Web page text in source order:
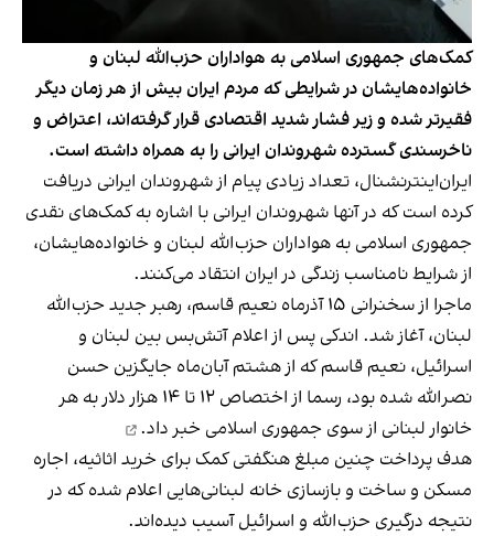
کمک‌های جمهوری اسلامی به هواداران حزب‌الله لبنان و
خانواده‌هایشان در شرایطی که مردم ایران بیش از هر زمان دیگر
فقیرتر شده و زیر فشار شدید اقتصادی قرار گرفته‌اند، اعتراض و
ناخرسندی گسترده شهروندان ایرانی را به همراه داشته است.
ایران‌اینترنشنال، تعداد زیادی پیام از شهروندان ایرانی دریافت
کرده است که در آنها شهروندان ایرانی با اشاره به کمک‌های نقدی
جمهوری اسلامی به هواداران حزب‌الله لبنان و خانواده‌هایشان،
از شرایط نامناسب زندگی در ایران انتقاد می‌کنند.
ماجرا از سخنرانی ۱۵ آذرماه نعیم قاسم، رهبر جدید حزب‌الله
لبنان، آغاز شد. اندکی پس از اعلام آتش‌بس بین لبنان و
اسرائیل، نعیم قاسم که از هشتم آبان‌ماه جایگزین حسن
نصرالله شده بود، رسما از اختصاص ۱۲ تا ۱۴ هزار دلار به هر
خانوار لبنانی از سوی جمهوری اسلامی خبر داد.
هدف پرداخت چنین مبلغ هنگفتی کمک‌ برای خرید اثاثیه، اجاره
مسکن و ساخت و بازسازی خانه لبنانی‌هایی اعلام شده که در
نتیجه درگیری حزب‌الله و اسرائیل آسیب دیده‌اند.